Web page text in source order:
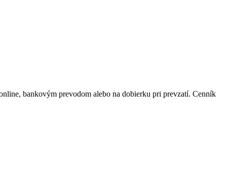
bankovým prevodom alebo na dobierku pri prevzatí. Cenník